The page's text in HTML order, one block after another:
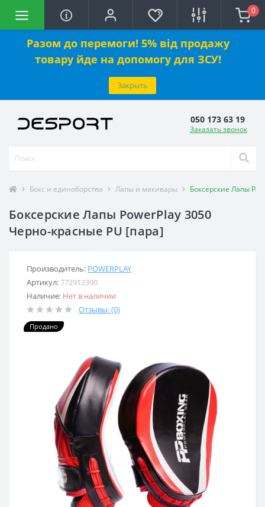
Разом до перемоги! 5% від продажу
товару йде на допомогу для ЗСУ!
Закрыть
0
050 173 63 19
Заказать звонок
Бокс и единоборства Лапы и макивары Боксерские Лапы
Боксерские Лапы PowerPlay 3050
Черно-красные PU [пара]
Производитель: POWERPLAY
Артикул:772912390
Наличие: Нет в наличии
Отзывы: (0)
Продано